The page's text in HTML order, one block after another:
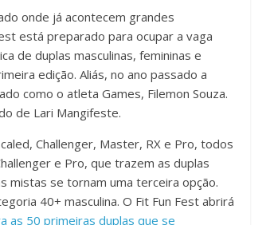
onde já acontecem grandes
está preparado para ocupar a vaga
de duplas masculinas, femininas e
edição. Aliás, no ano passado a
como o atleta Games, Filemon Souza.
de Lari Mangifeste.
Challenger, Master, RX e Pro, todos
e Pro, que trazem as duplas
mistas se tornam uma terceira opção.
40+ masculina. O Fit Fun Fest abrirá
as 50 primeiras duplas que se